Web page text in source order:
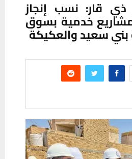
قار: نسب إنجاز
خدمية بسوق
سعيد والعكيكة